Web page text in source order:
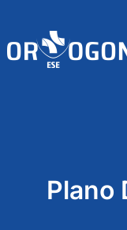
content
Produtos
Plano